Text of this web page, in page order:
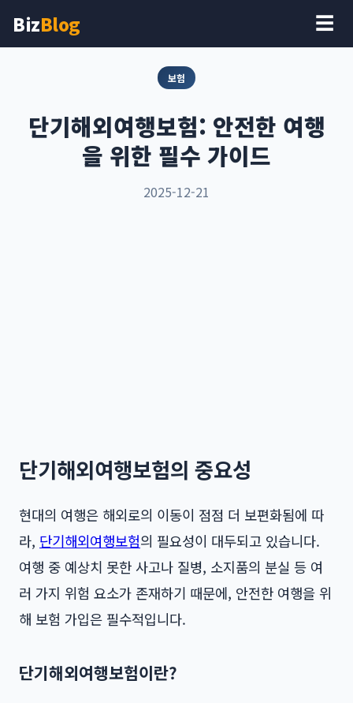
BizBlog ☰
보험
단기해외여행보험: 안전한 여행
을 위한 필수 가이드
2025-12-21
단기해외여행보험의 중요성
현대의 여행은 해외로의 이동이 점점 더 보편화됨에 따
라, 단기해외여행보험의 필요성이 대두되고 있습니다.
여행 중 예상치 못한 사고나 질병, 소지품의 분실 등 여
러 가지 위험 요소가 존재하기 때문에, 안전한 여행을 위
해 보험 가입은 필수적입니다.
단기해외여행보험이란?